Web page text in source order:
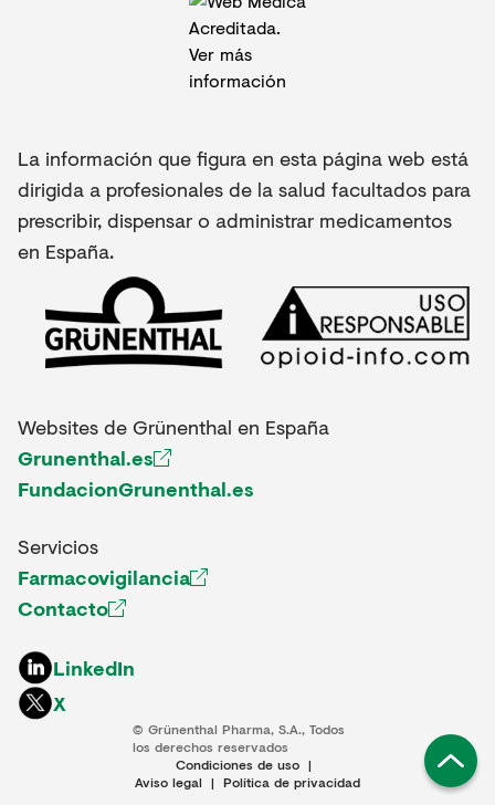
La información que figura en esta página web está
dirigida a profesionales de la salud facultados para
prescribir, dispensar o administrar medicamentos
en España.
Websites de Grünenthal en España
Grunenthal.es
FundacionGrunenthal.es
Servicios
Farmacovigilancia
Contacto
LinkedIn
X
© Grünenthal Pharma, S.A., Todos
los derechos reservados
Condiciones de uso |
Aviso legal | Política de privacidad